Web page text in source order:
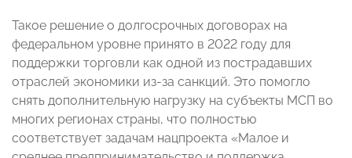
Такое решение о долгосрочных договорах на
федеральном уровне принято в 2022 году для
поддержки торговли как одной из пострадавших
отраслей экономики из-за санкций. Это помогло
снять дополнительную нагрузку на субъекты МСП во
многих регионах страны, что полностью
соответствует задачам нацпроекта «Малое и